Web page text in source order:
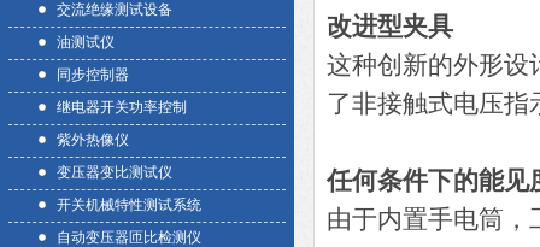
交流绝缘测试设备
油测试仪
同步控制器
继电器开关功率控制
紫外热像仪
变压器变比测试仪
开关机械特性测试系统
自动变压器匝比检测仪
改进型夹具
这种创新的外形设
了非接触式电压指
任何条件下的能见
由于内置手电筒，